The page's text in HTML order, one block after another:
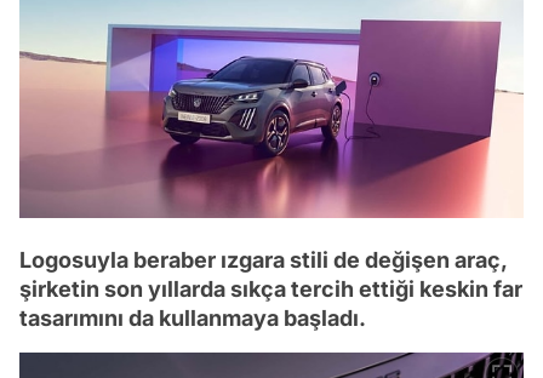
Logosuyla beraber ızgara stili de değişen araç,
şirketin son yıllarda sıkça tercih ettiği keskin far
tasarımını da kullanmaya başladı.